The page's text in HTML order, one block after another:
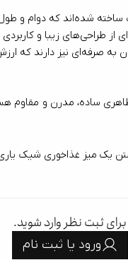
برای ثبت نظر وارد شوید.
ورود یا ثبت نام